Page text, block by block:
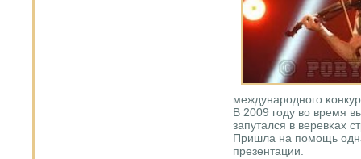
междунарοднοгο
В 2009 гοду во время
запутался в веревκах
Пришла на пοмοщь
презентации.